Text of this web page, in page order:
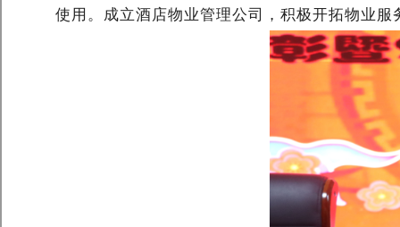
使用。成立酒店物业管理公司，积极开拓物业